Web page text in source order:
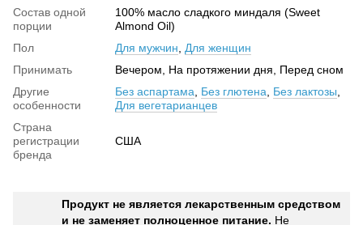
Состав одной
порции
100% масло сладкого миндаля (Sweet
Almond Oil)
Пол
Для мужчин
Для женщин
Принимать
Вечером, На протяжении дня, Перед сном
Другие
особенности
Без аспартама Без глютена Без лактозы
Для вегетарианцев
Страна
регистрации
бренда
США
Продукт не является лекарственным средством
и не заменяет полноценное питание. Не